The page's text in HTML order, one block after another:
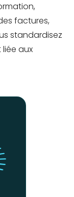
factures,
standardisez
aux